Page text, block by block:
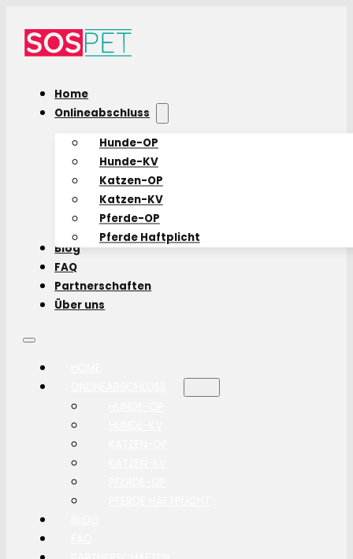
Home
Onlineabschluss
Hunde-OP
Hunde-KV
Katzen-OP
Katzen-KV
Pferde-OP
Pferde Haftplicht
Blog
FAQ
Partnerschaften
Über uns